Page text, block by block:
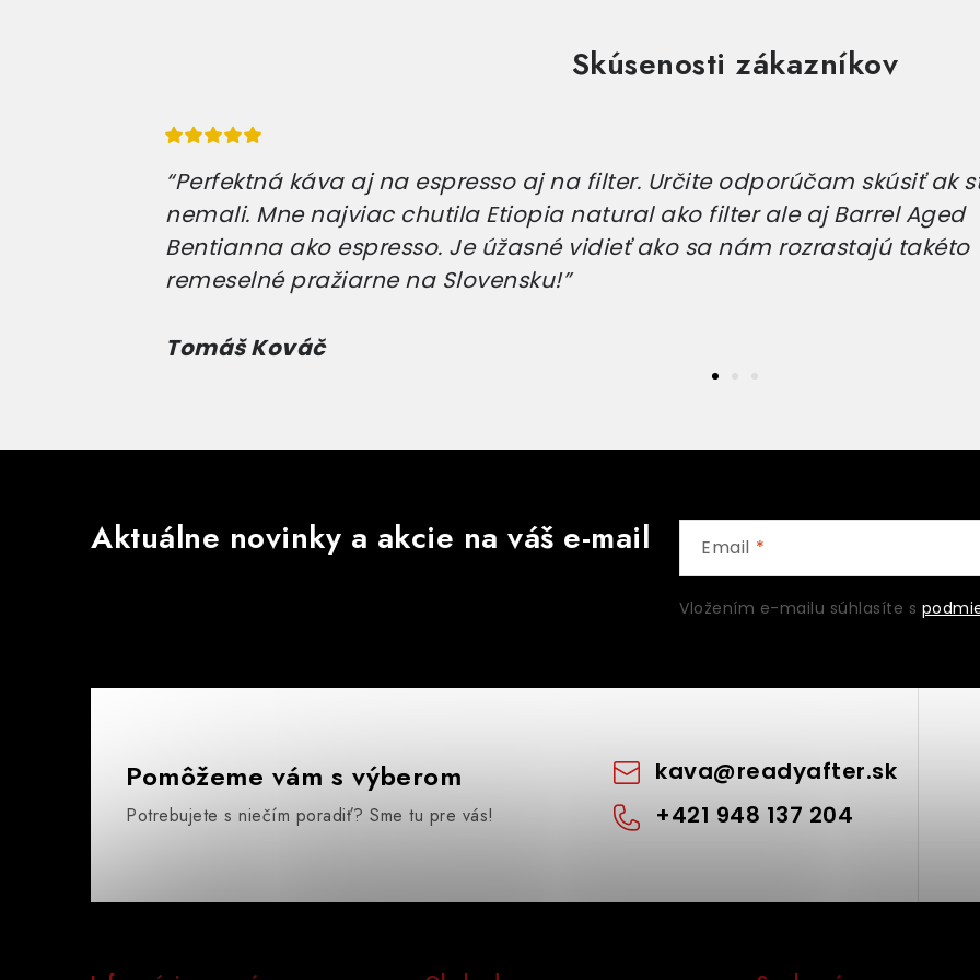
Skúsenosti zákazníkov
“Perfektná káva aj na espresso aj na filter. Určite odporúčam skúsiť ak
nemali. Mne najviac chutila Etiopia natural ako filter ale aj Barrel Aged
Bentianna ako espresso. Je úžasné vidieť ako sa nám rozrastajú takéto
remeselné pražiarne na Slovensku!”
Tomáš Kováč
Aktuálne novinky a akcie na váš e-mail Email
Vložením e-mailu súhlasíte s
Pomôžeme vám s výberom
Potrebujete s niečím poradiť? Sme tu pre vás!
kava@readyafter.sk
+421 948 137 204